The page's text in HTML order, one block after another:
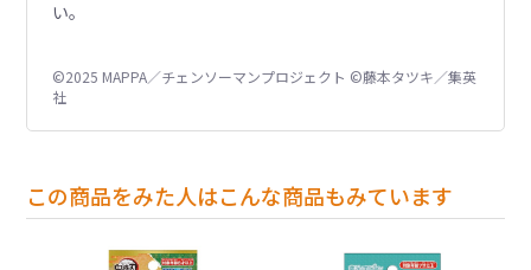
い。
©2025 MAPPA／チェンソーマンプロジェクト ©藤本タツキ／集英
社
この商品をみた人はこんな商品もみています